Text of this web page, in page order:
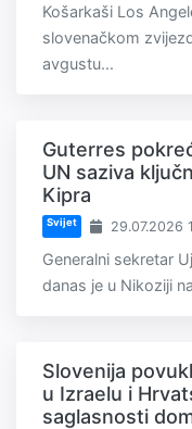
Košarkaši Los
slovenačkom
avgustu...
Guterres
UN saziva
Kipra
Svijet 29.07.2026
Generalni sekretar
danas je u Nikoziji
Slovenija
u Izraelu i
saglasnosti